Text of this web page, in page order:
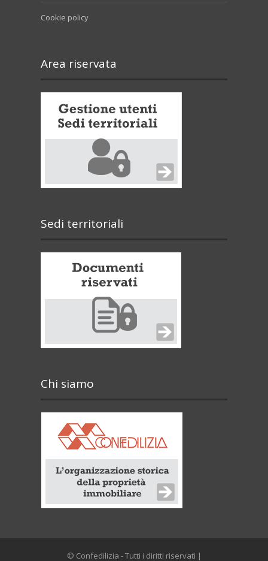
Cookie policy
Area riservata
Sedi territoriali
Chi siamo
© Confedilizia - Tutti i diritti riservati |